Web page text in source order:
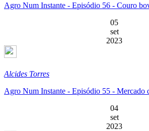
Agro Num Instante - Episódio 56 - Couro
05
set
2023
Alcides Torres
Agro Num Instante - Episódio 55 - Mercado
04
set
2023